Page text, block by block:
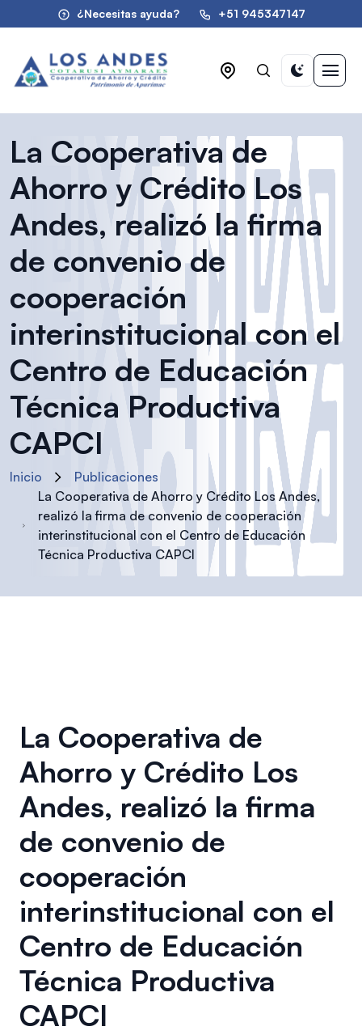
¿Necesitas ayuda? +51 945347147
La Cooperativa de
Ahorro y Crédito Los
Andes, realizó la firma
de convenio de
cooperación
interinstitucional con el
Centro de Educación
Técnica Productiva
CAPCI
Inicio
Publicaciones
La Cooperativa de Ahorro y Crédito Los Andes,
realizó la firma de convenio de cooperación
interinstitucional con el Centro de Educación
Técnica Productiva CAPCI
La Cooperativa de
Ahorro y Crédito Los
Andes, realizó la firma
de convenio de
cooperación
interinstitucional con el
Centro de Educación
Técnica Productiva
CAPCI